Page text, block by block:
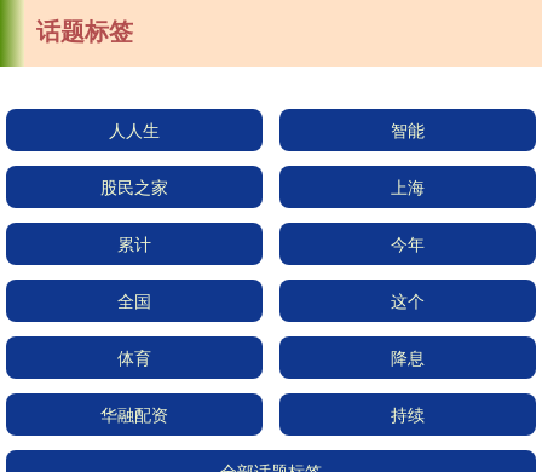
话题标签
人人生 智能
股民之家 上海
累计 今年
全国 这个
体育 降息
华融配资 持续